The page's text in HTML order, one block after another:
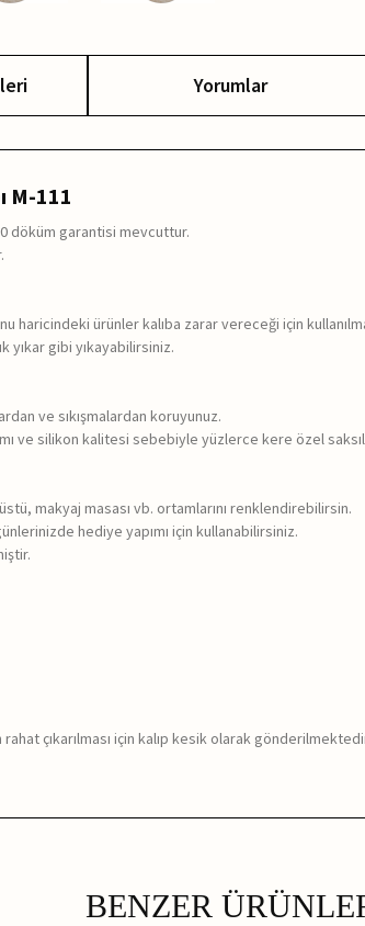
Yorumlar
M-111
döküm garantisi mevcuttur.
haricindeki ürünler kalıba zarar vereceği için
yıkar gibi yıkayabilirsiniz.
ve sıkışmalardan koruyunuz.
ve silikon kalitesi sebebiyle yüzlerce kere özel
makyaj masası vb. ortamlarını renklendirebilirsin.
hediye yapımı için kullanabilirsiniz.
çıkarılması için kalıp kesik olarak
BENZER